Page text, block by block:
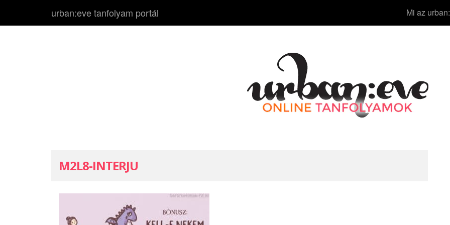
urban:eve tanfolyam portál Mi az
M2L8-INTERJU